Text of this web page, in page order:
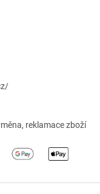
reklamace zboží